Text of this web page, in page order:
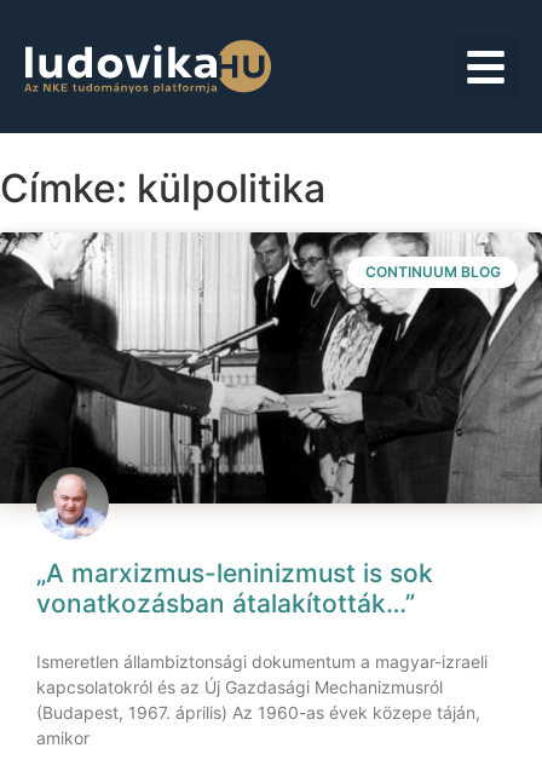
Címke: külpolitika
CONTINUUM BLOG
„A marxizmus-leninizmust is sok
vonatkozásban átalakították…”
Ismeretlen állambiztonsági dokumentum a magyar-izraeli
kapcsolatokról és az Új Gazdasági Mechanizmusról
(Budapest, 1967. április) Az 1960-as évek közepe táján,
amikor